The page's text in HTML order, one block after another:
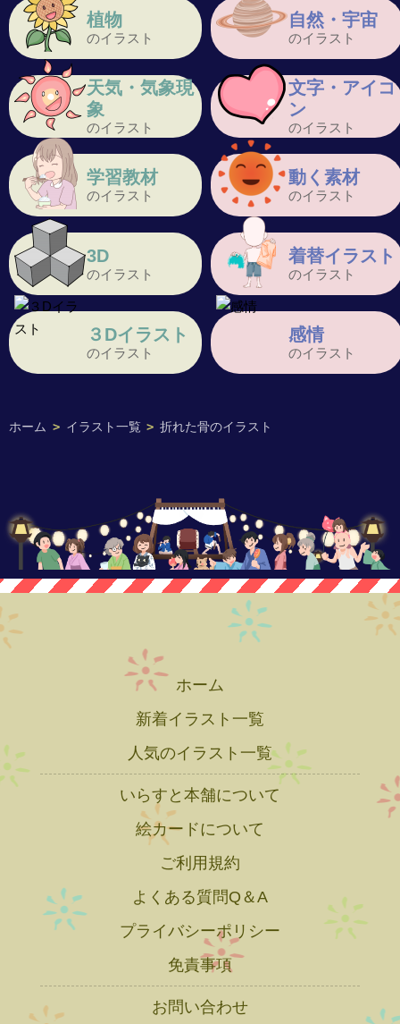
ホーム > イラスト一覧 > 折れた骨のイラスト
植物
のイラスト
自然・宇宙
のイラスト
天気・気象現
象
のイラスト
文字・アイコ
ン
のイラスト
学習教材
のイラスト
動く素材
のイラスト
3D
のイラスト
着替イラスト
のイラスト
３Dイラスト
のイラスト
感情
のイラスト
ホーム
新着イラスト一覧
人気のイラスト一覧
いらすと本舗について
絵カードについて
ご利用規約
よくある質問Q＆A
プライバシーポリシー
免責事項
お問い合わせ